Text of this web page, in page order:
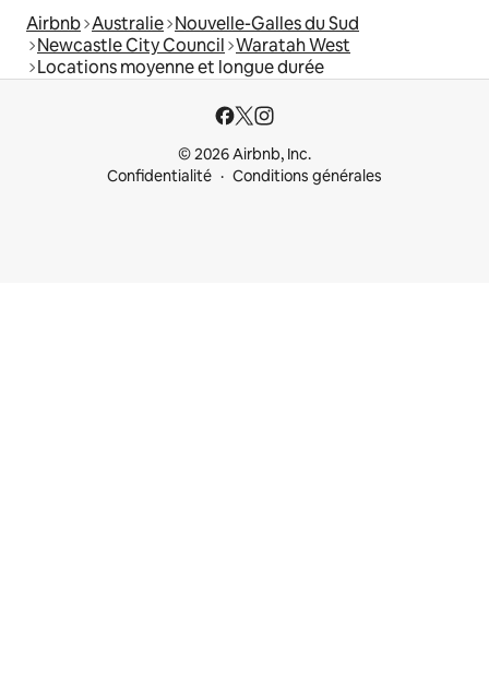
Airbnb Australie Nouvelle-Galles du Sud
Newcastle City Council Waratah West
Locations moyenne et longue durée
© 2026 Airbnb, Inc.
Confidentialité
Conditions générales